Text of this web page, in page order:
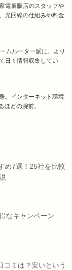
電量販店のスタッフや
光回線の仕組みや料金
ムルーター派に。より
日々情報収集してい
。インターネット環境
ほどの腕前。
め7選！25社を比較
なキャンペーン
コミは？安いという